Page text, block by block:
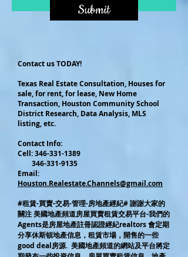
Submit
Contact us TODAY!
Texas Real Estate Consultation, Houses for
sale, for rent, for lease, New Home
Transaction, Houston Community School
District Research, Data Analysis, MLS
listing, etc.
Contact Info:
Cell:346-331-1389
346-331-9135
Email:
Houston.Realestate.Channels@gmail.com
#租賃-買賣-交易-管理-房地產經紀# 謝謝大家的
關注 美國地產頻道房屋買賣租賃交易平台-我們的
Agents是房屋地產註冊認證經紀realtors 會定期
分享休斯頓地產信息，租賃市場，開售的一些
good deal房源. 美國地產頻道的網站及平台將定